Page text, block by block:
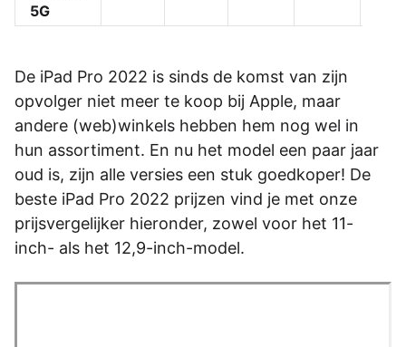
5G
De iPad Pro 2022 is sinds de komst van zijn
opvolger niet meer te koop bij Apple, maar
andere (web)winkels hebben hem nog wel in
hun assortiment. En nu het model een paar jaar
oud is, zijn alle versies een stuk goedkoper! De
beste iPad Pro 2022 prijzen vind je met onze
prijsvergelijker hieronder, zowel voor het 11-
inch- als het 12,9-inch-model.